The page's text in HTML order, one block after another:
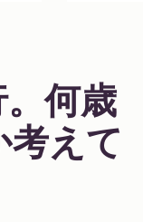
何歳
えて